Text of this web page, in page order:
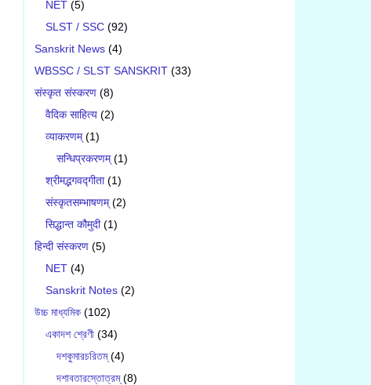
NET (5)
SLST / SSC (92)
Sanskrit News (4)
WBSSC / SLST SANSKRIT (33)
संस्कृत संस्करण (8)
वैदिक साहित्य (2)
व्याकरणम्(1)
सन्धिप्रकरणम्(1)
श्रीमद्भगवद्गीता(1)
संस्कृतसम्भाषणम्(2)
सिद्धान्त कौमुदी(1)
हिन्दी संस्करण (5)
NET (4)
Sanskrit Notes (2)
উচ্চ মাধ্যমিক (102)
একাদশ শ্রেণী (34)
দশকুমারচরিতম্(4)
দশাবতারস্তোত্রম্(8)